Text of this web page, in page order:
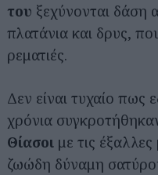
του ξεχύνονται δάση
πλατάνια και δρυς,
ρεματιές.
Δεν είναι τυχαίο
χρόνια
Θίασοι με τις
ζωώδη δύναμη